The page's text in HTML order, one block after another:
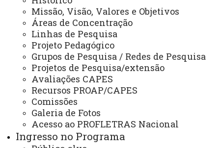
Webmail Sistemas
Arquivo Virtual
Campus
Missão, Visão, Valores e Objetivos
Áreas de Concentração
Linhas de Pesquisa
Projeto Pedagógico
Grupos de Pesquisa / Redes de Pesquisa
Projetos de Pesquisa/extensão
Avaliações CAPES
Recursos PROAP/CAPES
Comissões
Galeria de Fotos
Acesso ao PROFLETRAS Nacional
Ingresso no Programa
Mestrado Profissional em Letras